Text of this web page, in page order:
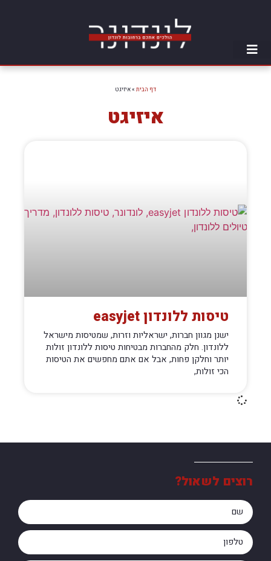
דף הבית »איזיגט
איזיגט
טיסות ללונדון easyjet
ישנן מגוון חברות, ישראליות וזרות, שמטיסות מישראל
ללונדון. חלק מהחברות מבטיחות טיסות ללונדון זולות
יותר וחלקן פחות, אבל אם אתם מחפשים את הטיסות
הכי זולות,
רוצים לשאול?